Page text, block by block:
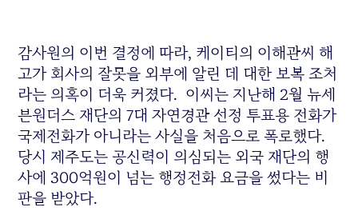
감사원의 이번 결정에 따라, 케이티의 이해관씨 해
고가 회사의 잘못을 외부에 알린 데 대한 보복 조처
라는 의혹이 더욱 커졌다. 이씨는 지난해 2월 뉴세
븐원더스 재단의 7대 자연경관 선정 투표용 전화가
국제전화가 아니라는 사실을 처음으로 폭로했다.
당시 제주도는 공신력이 의심되는 외국 재단의 행
사에 300억원이 넘는 행정전화 요금을 썼다는 비
판을 받았다.